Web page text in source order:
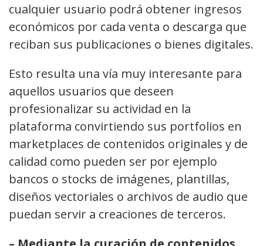
cualquier usuario podrá obtener ingresos
económicos por cada venta o descarga que
reciban sus publicaciones o bienes digitales.
Esto resulta una vía muy interesante para
aquellos usuarios que deseen
profesionalizar su actividad en la
plataforma convirtiendo sus portfolios en
marketplaces de contenidos originales y de
calidad como pueden ser por ejemplo
bancos o stocks de imágenes, plantillas,
diseños vectoriales o archivos de audio que
puedan servir a creaciones de terceros.